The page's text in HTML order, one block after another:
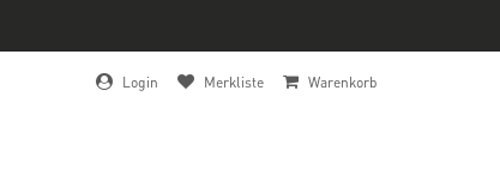
Login Merkliste Warenkorb